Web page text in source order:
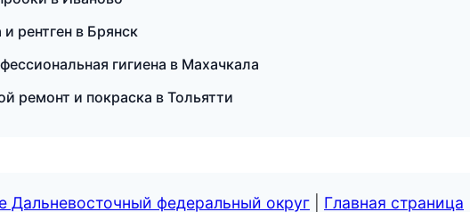
рентген в Брянск
гигиена в Махачкала
ремонт и покраска в Тольятти
Дальневосточный федеральный округ Главная страница